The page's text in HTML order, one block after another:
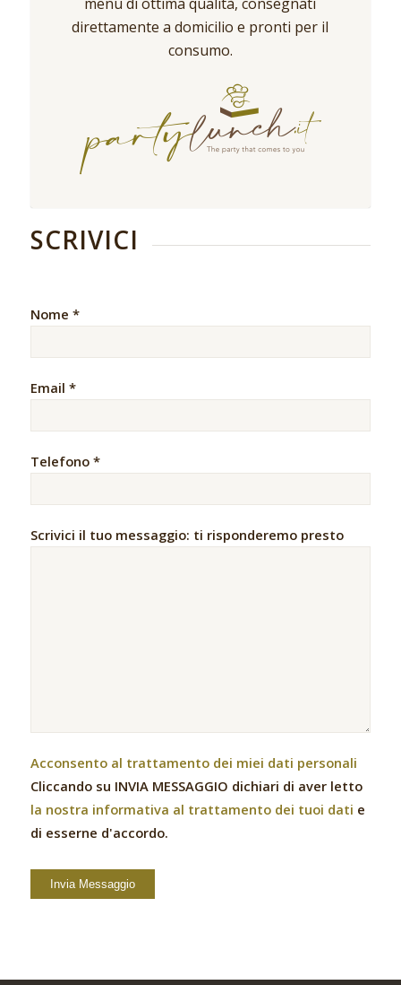
direttamente a domicilio e pronti per il
consumo.
SCRIVICI
Nome *
Email *
Telefono *
Scrivici il tuo messaggio: ti risponderemo presto
Acconsento al trattamento dei miei dati personali
Cliccando su INVIA MESSAGGIO dichiari di aver letto
la nostra informativa al trattamento dei tuoi dati e
di esserne d'accordo.